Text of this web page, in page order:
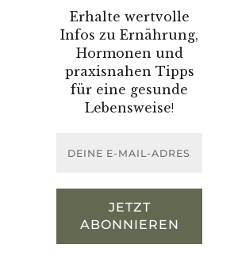
Erhalte wertvolle
Infos zu Ernährung,
Hormonen und
praxisnahen Tipps
für eine gesunde
Lebensweise!
Nachricht:
KONTAKTFORMULAR
@STEFANIE BART - 2023